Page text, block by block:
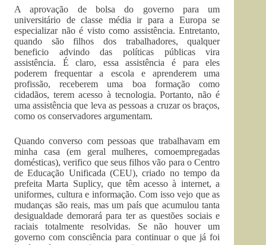
A aprovação de bolsa do governo para um
universitário de classe média ir para a Europa se
especializar não é visto como assistência. Entretanto,
quando são filhos dos trabalhadores, qualquer
beneficio advindo das políticas públicas vira
assistência. É claro, essa assistência é para eles
poderem frequentar a escola e aprenderem uma
profissão, receberem uma boa formação como
cidadãos, terem acesso à tecnologia. Portanto, não é
uma assistência que leva as pessoas a cruzar os braços,
como os conservadores argumentam.
Quando converso com pessoas que trabalhavam em
minha casa (em geral mulheres, comoempregadas
domésticas), verifico que seus filhos vão para o Centro
de Educação Unificada (CEU), criado no tempo da
prefeita Marta Suplicy, que têm acesso à internet, a
uniformes, cultura e informação. Com isso vejo que as
mudanças são reais, mas um país que acumulou tanta
desigualdade demorará para ter as questões sociais e
raciais totalmente resolvidas. Se não houver um
governo com consciência para continuar o que já foi